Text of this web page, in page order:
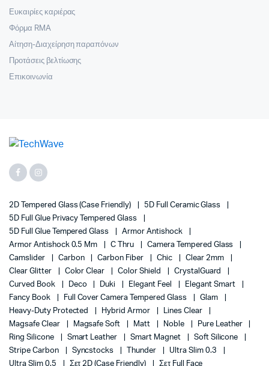
Ευκαιρίες καριέρας
Φόρμα RMA
Αίτηση-Διαχείρηση παραπόνων
Προτάσεις βελτίωσης
Επικοινωνία
2D Tempered Glass (case Friendly)
5D Full Ceramic Glass
5D Full Glue Privacy Tempered Glass
5D Full Glue Tempered Glass
Armor Antishock
Armor Antishock 0.5 Mm
C Thru
Camera Tempered Glass
Camslider
Carbon Carbon Fiber Chic
Clear 2mm
Clear Glitter
Color Clear Color Shield
CrystalGuard
Curved Book
Deco Duki Elegant Feel
Elegant Smart
Fancy Book
Full Cover Camera Tempered Glass
Glam
Heavy-Duty Protected
Hybrid Armor
Lines Clear
Magsafe Clear
Magsafe Soft Matt Noble
Pure Leather
Ring Silicone
Smart Leather Smart Magnet
Soft Silicone
Stripe Carbon
Syncstocks Thunder
Ultra Slim 0.3
Ultra Slim 0.5
Σετ 2D (case Friendly) Σετ Full Face